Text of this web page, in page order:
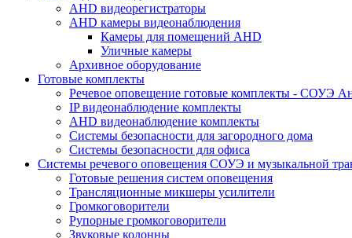
AHD видеорегистраторы
AHD камеры видеонаблюдения
Камеры для помещений AHD
Уличные камеры
Архивное оборудование
Готовые комплекты
Речевое оповещение готовые комплекты - СОУЭ
IP видеонаблюдение комплекты
AHD видеонаблюдение комплекты
Системы безопасности для загородного дома
Системы безопасности для офиса
Системы речевого оповещения СОУЭ и музыкальной
Готовые решения систем оповещения
Трансляционные микшеры усилители
Громкоговорители
Рупорные громкоговорители
Звуковые колонны